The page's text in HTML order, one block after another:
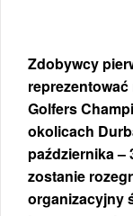
Zdobywcy
Golfers
okolicach
października –
zostanie
organizacyjny